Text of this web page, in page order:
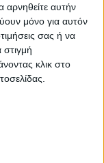
αρνηθείτε αυτήν
μόνο για αυτόν
σας ή να
κλικ στο